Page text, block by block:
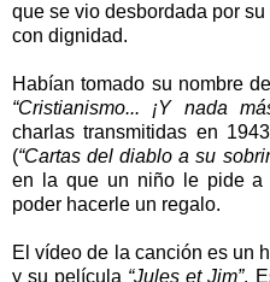
que se vio desbordada por
con dignidad.
Habían tomado su nombre
“Cristianismo... ¡Y nada
charlas transmitidas en
(“Cartas del diablo a su
en la que un niño le pide a
poder hacerle un regalo.
El vídeo de la canción es un
y su película “Jules et Jim”.